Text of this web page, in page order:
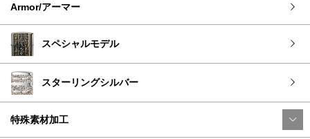
Armor/アーマー
スペシャルモデル
スターリングシルバー
特殊素材加工